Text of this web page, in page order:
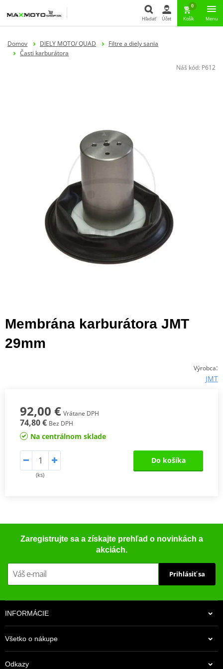
Hľadať Účet
0
Košík Menu
Domov DIELY MOTO/ QUAD
Filtre a diely sania
Časti karburátora
Náš kód: P612
Membrána karburátora JMT
29mm
Výrobca:
JMT
92,00 € Vrátane DPH
74,80 € Bez DPH
Na centrálnom sklade
(ks)
Do košíka
Zaregistrujte sa a získajte prehľad o novinkách a
akciách.
Prihlásiť sa
INFORMÁCIE
Všetko o nákupe
Odkazy